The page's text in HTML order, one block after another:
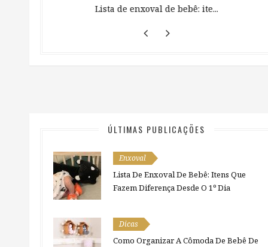
Lista de enxoval de bebê: ite...
ÚLTIMAS PUBLICAÇÕES
Enxoval
Lista De Enxoval De Bebê: Itens Que
Fazem Diferença Desde O 1º Dia
Dicas
Como Organizar A Cômoda De Bebê De